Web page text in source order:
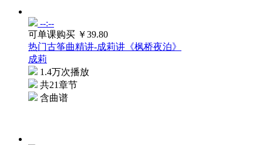
--:--
可单课购买 ￥39.80
热门古筝曲精讲-成莉讲《枫桥夜泊》
成莉
1.4万次播放
共21章节
含曲谱